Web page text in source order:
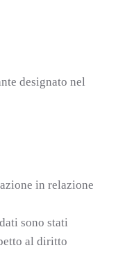
designato nel
in relazione
sono stati
al diritto